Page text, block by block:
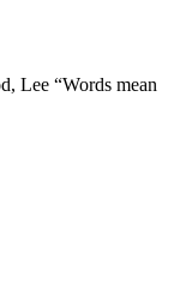
Lee “Words mean